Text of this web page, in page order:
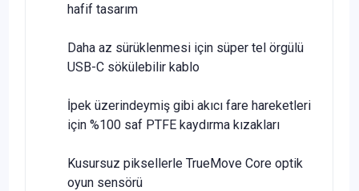
hafif tasarım
Daha az sürüklenmesi için süper tel örgülü
USB-C sökülebilir kablo
İpek üzerindeymiş gibi akıcı fare hareketleri
için %100 saf PTFE kaydırma kızakları
Kusursuz piksellerle TrueMove Core optik
oyun sensörü